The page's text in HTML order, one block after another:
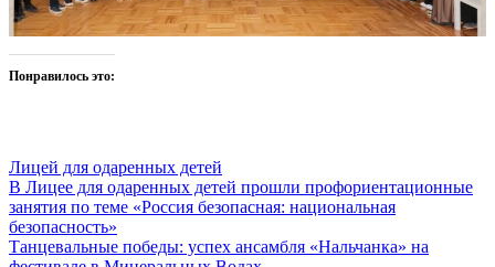
Понравилось это:
Лицей для одаренных детей
Навигация
по
записям
В Лицее для одаренных детей прошли профориентационные
занятия по теме «Россия безопасная: национальная
безопасность»
Танцевальные победы: успех ансамбля «Нальчанка» на